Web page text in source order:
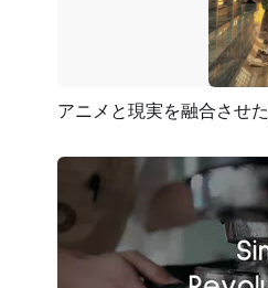
プレビュー